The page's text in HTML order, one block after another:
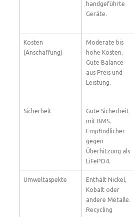
handgeführte
Geräte.
Kosten
(Anschaffung)
Moderate bis
hohe Kosten.
Gute Balance
aus Preis und
Leistung.
Sicherheit
Gute Sicherheit
mit BMS.
Empfindlicher
gegen
Überhitzung als
LiFePO4.
Umweltaspekte
Enthält Nickel,
Kobalt oder
andere Metalle.
Recycling